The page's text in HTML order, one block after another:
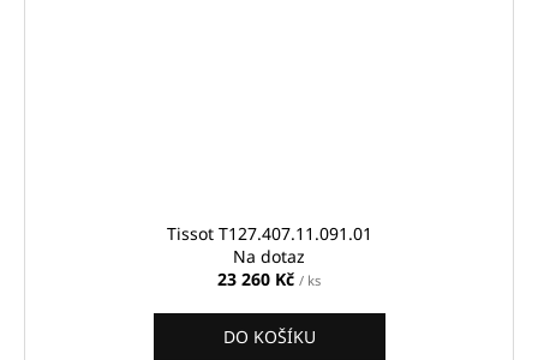
Tissot T127.407.11.091.01
Na dotaz
23 260 Kč / ks
DO KOŠÍKU